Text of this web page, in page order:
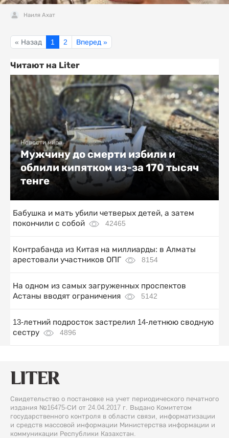
Наиля Ахат
« Назад 1 2 Вперед »
Читают на Liter
Новости мира
Мужчину до смерти избили и
облили кипятком из-за 170 тысяч
тенге
Бабушка и мать убили четверых детей, а затем
покончили с собой
42465
Контрабанда из Китая на миллиарды: в Алматы
арестовали участников ОПГ
8154
На одном из самых загруженных проспектов
Астаны вводят ограничения
5142
13-летний подросток застрелил 14-летнюю сводную
сестру
4896
Свидетельство о постановке на учет периодического печатного
издания №16475-СИ от 24.04.2017 г. Выдано Комитетом
государственного контроля в области связи, информатизации
и средств массовой информации Министерства информации и
коммуникации Республики Казахстан.